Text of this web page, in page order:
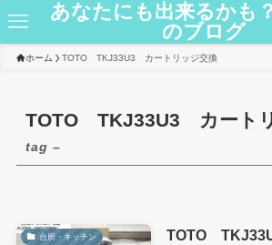
あなたにも出来るかも
のブログ
ホーム TOTO TKJ33U3 カートリッジ交換
TOTO TKJ33U3 カート
tag –
台所・キッチン
TOTO